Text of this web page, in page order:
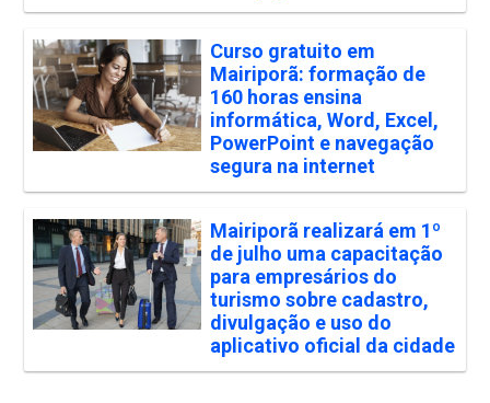
Curso gratuito em
Mairiporã: formação de
160 horas ensina
informática, Word, Excel,
PowerPoint e navegação
segura na internet
Mairiporã realizará em 1º
de julho uma capacitação
para empresários do
turismo sobre cadastro,
divulgação e uso do
aplicativo oficial da cidade